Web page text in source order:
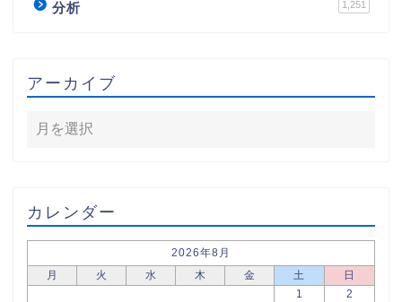
分析 1,251
アーカイブ
カレンダー
2026年8月
月
火 水 木 金 土
日
1
2